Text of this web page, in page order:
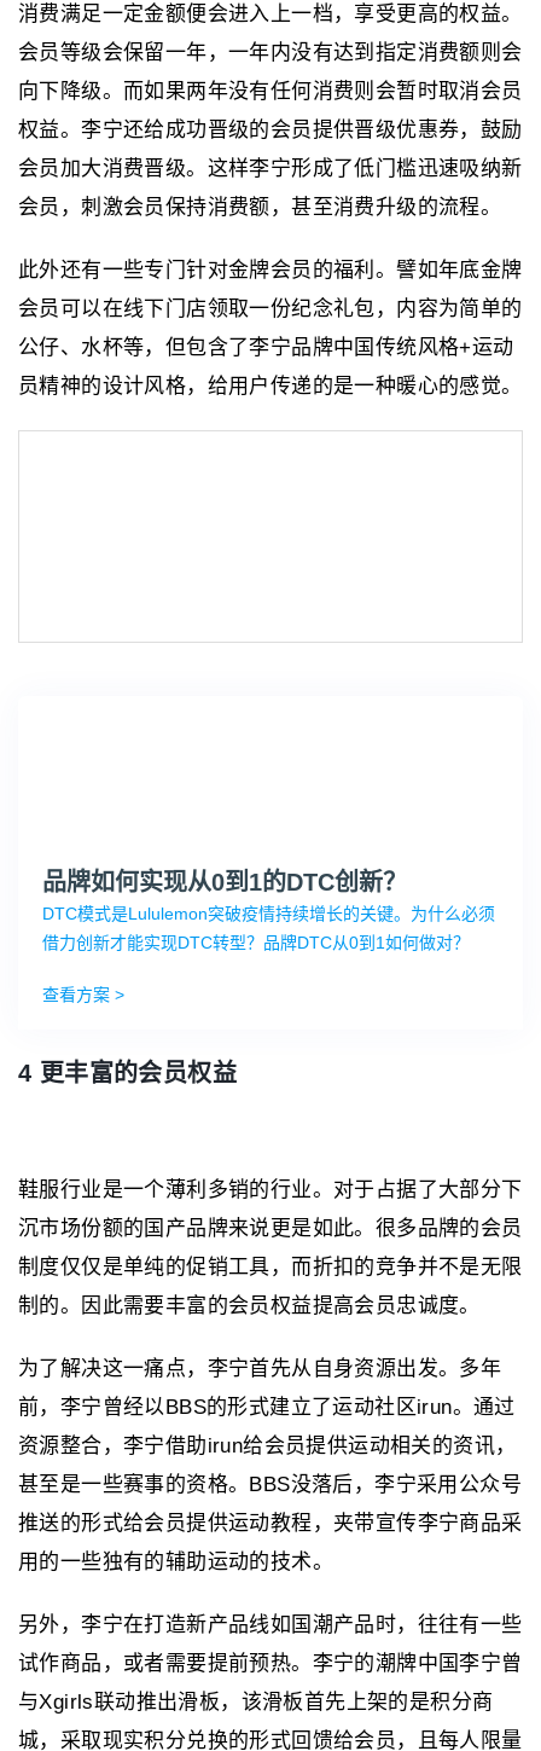
消费满足一定金额便会进入上一档，享受更高的权益。
会员等级会保留一年，一年内没有达到指定消费额则会
向下降级。而如果两年没有任何消费则会暂时取消会员
权益。李宁还给成功晋级的会员提供晋级优惠券，鼓励
会员加大消费晋级。这样李宁形成了低门槛迅速吸纳新
会员，刺激会员保持消费额，甚至消费升级的流程。
此外还有一些专门针对金牌会员的福利。譬如年底金牌
会员可以在线下门店领取一份纪念礼包，内容为简单的
公仔、水杯等，但包含了李宁品牌中国传统风格+运动
员精神的设计风格，给用户传递的是一种暖心的感觉。
品牌如何实现从0到1的DTC创新？
DTC模式是Lululemon突破疫情持续增长的关键。为什么必须
借力创新才能实现DTC转型？品牌DTC从0到1如何做对？
查看方案 >
4 更丰富的会员权益
鞋服行业是一个薄利多销的行业。对于占据了大部分下
沉市场份额的国产品牌来说更是如此。很多品牌的会员
制度仅仅是单纯的促销工具，而折扣的竞争并不是无限
制的。因此需要丰富的会员权益提高会员忠诚度。
为了解决这一痛点，李宁首先从自身资源出发。多年
前，李宁曾经以BBS的形式建立了运动社区irun。通过
资源整合，李宁借助irun给会员提供运动相关的资讯，
甚至是一些赛事的资格。BBS没落后，李宁采用公众号
推送的形式给会员提供运动教程，夹带宣传李宁商品采
用的一些独有的辅助运动的技术。
另外，李宁在打造新产品线如国潮产品时，往往有一些
试作商品，或者需要提前预热。李宁的潮牌中国李宁曾
与Xgirls联动推出滑板，该滑板首先上架的是积分商
城，采取现实积分兑换的形式回馈给会员，且每人限量